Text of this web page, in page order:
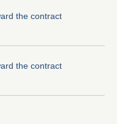
the contract
the contract